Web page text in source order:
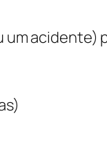
um acidente)